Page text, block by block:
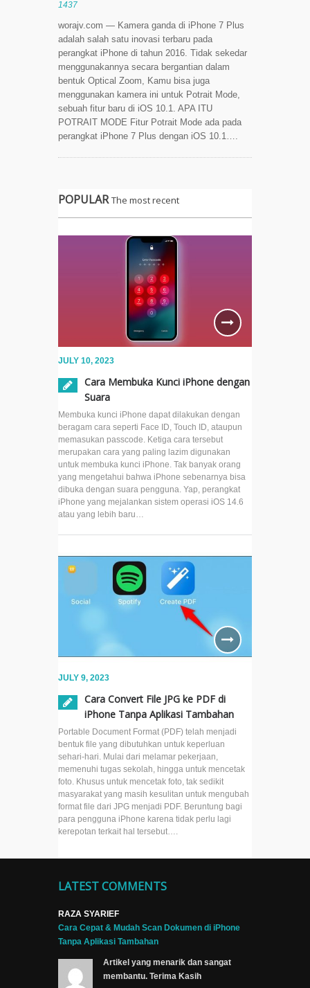
1437
worajv.com — Kamera ganda di iPhone 7 Plus
adalah salah satu inovasi terbaru pada
perangkat iPhone di tahun 2016. Tidak sekedar
menggunakannya secara bergantian dalam
bentuk Optical Zoom, Kamu bisa juga
menggunakan kamera ini untuk Potrait Mode,
sebuah fitur baru di iOS 10.1. APA ITU
POTRAIT MODE Fitur Potrait Mode ada pada
perangkat iPhone 7 Plus dengan iOS 10.1….
POPULARThe most recent
JULY 10, 2023
Cara Membuka Kunci iPhone dengan
Suara
Membuka kunci iPhone dapat dilakukan dengan
beragam cara seperti Face ID, Touch ID, ataupun
memasukan passcode. Ketiga cara tersebut
merupakan cara yang paling lazim digunakan
untuk membuka kunci iPhone. Tak banyak orang
yang mengetahui bahwa iPhone sebenarnya bisa
dibuka dengan suara pengguna. Yap, perangkat
iPhone yang mejalankan sistem operasi iOS 14.6
atau yang lebih baru…
JULY 9, 2023
Cara Convert File JPG ke PDF di
iPhone Tanpa Aplikasi Tambahan
Portable Document Format (PDF) telah menjadi
bentuk file yang dibutuhkan untuk keperluan
sehari-hari. Mulai dari melamar pekerjaan,
memenuhi tugas sekolah, hingga untuk mencetak
foto. Khusus untuk mencetak foto, tak sedikit
masyarakat yang masih kesulitan untuk mengubah
format file dari JPG menjadi PDF. Beruntung bagi
para pengguna iPhone karena tidak perlu lagi
kerepotan terkait hal tersebut….
LATEST COMMENTS
RAZA SYARIEF
Cara Cepat & Mudah Scan Dokumen di iPhone
Tanpa Aplikasi Tambahan
Artikel yang menarik dan sangat
membantu. Terima Kasih